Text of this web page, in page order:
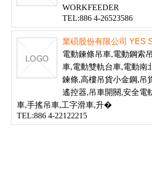
WORKFEEDER
TEL:886 4-26523586
業碩股份有限公司 YES
電動鍊條吊車,電動鋼索
車,電動雙軌台車,電動南
鍊條,高樓吊貨小金鋼,吊
遙控器,吊車開關,安全電
車,手搖吊車,工字滑車,升�
TEL:886 4-22122215